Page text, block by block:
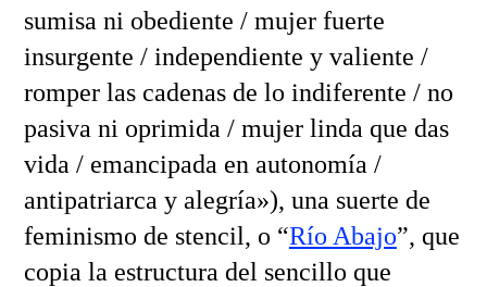
sumisa ni obediente / mujer fuerte
insurgente / independiente y valiente /
romper las cadenas de lo indiferente / no
pasiva ni oprimida / mujer linda que das
vida / emancipada en autonomía /
antipatriarca y alegría»), una suerte de
feminismo de stencil, o “Río Abajo”, que
copia la estructura del sencillo que